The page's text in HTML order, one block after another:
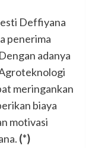
Deffiyana
penerima
adanya
meringankan
biaya
motivasi
(*)